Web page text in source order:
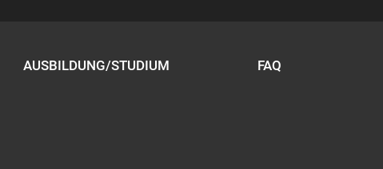
AUSBILDUNG/STUDIUM FAQ